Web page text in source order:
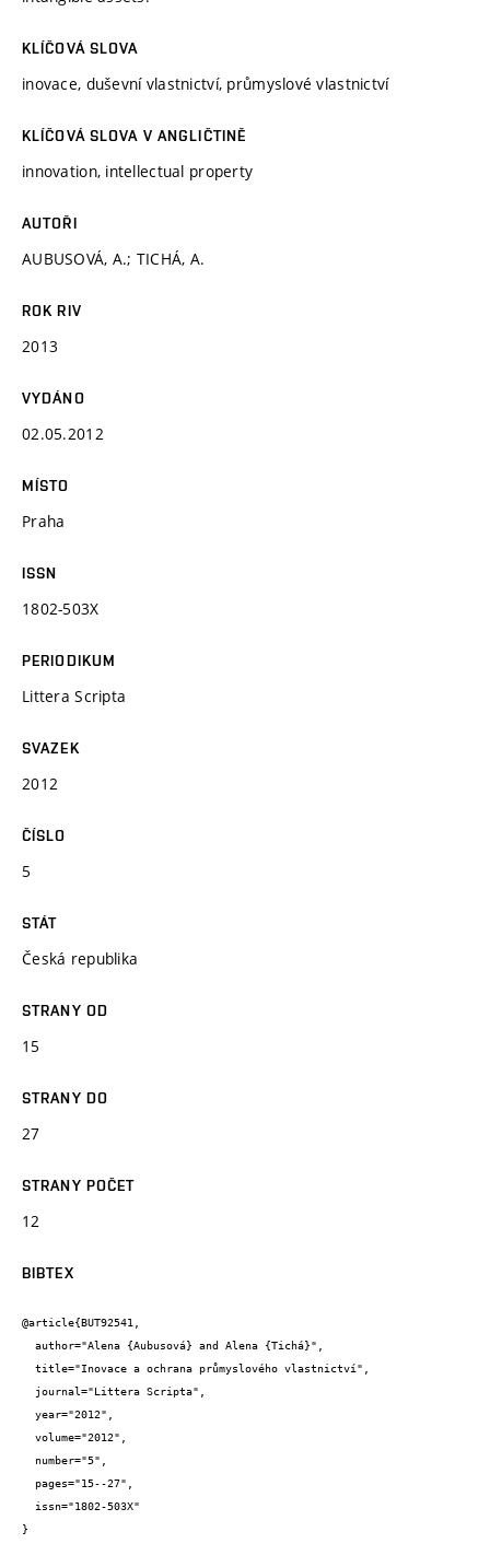
KLÍČOVÁ SLOVA
inovace, duševní vlastnictví, průmyslové vlastnictví
KLÍČOVÁ SLOVA V ANGLIČTINĚ
innovation, intellectual property
AUTOŘI
AUBUSOVÁ, A.; TICHÁ, A.
ROK RIV
2013
VYDÁNO
02.05.2012
MÍSTO
Praha
ISSN
1802-503X
PERIODIKUM
Littera Scripta
SVAZEK
2012
ČÍSLO
5
STÁT
Česká republika
STRANY OD
15
STRANY DO
27
STRANY POČET
12
BIBTEX
@article{BUT92541,
}